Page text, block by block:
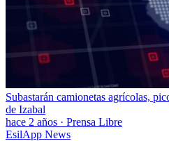
Subastarán camionetas agrícolas,
de Izabal
hace 2 años · Prensa Libre
EsilApp News